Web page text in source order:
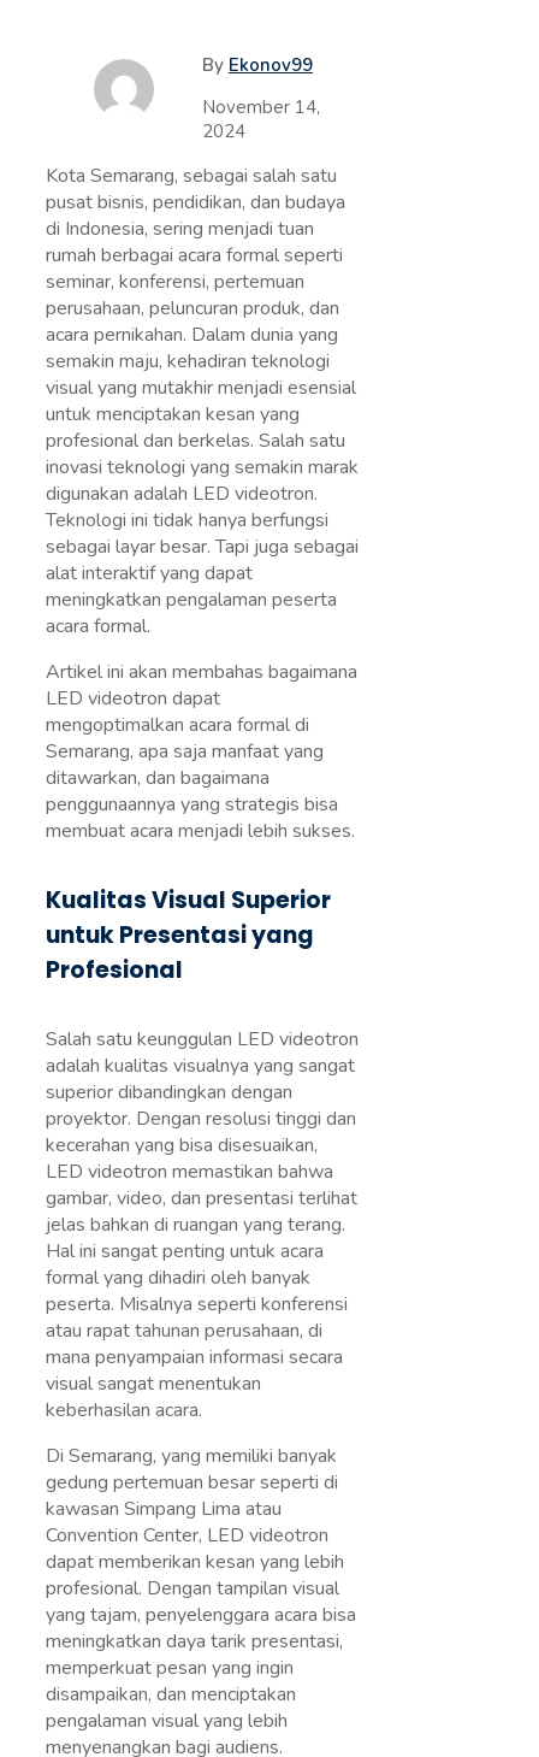
By Ekonov99
November 14,
2024
Kota Semarang, sebagai salah satu
pusat bisnis, pendidikan, dan budaya
di Indonesia, sering menjadi tuan
rumah berbagai acara formal seperti
seminar, konferensi, pertemuan
perusahaan, peluncuran produk, dan
acara pernikahan. Dalam dunia yang
semakin maju, kehadiran teknologi
visual yang mutakhir menjadi esensial
untuk menciptakan kesan yang
profesional dan berkelas. Salah satu
inovasi teknologi yang semakin marak
digunakan adalah LED videotron.
Teknologi ini tidak hanya berfungsi
sebagai layar besar. Tapi juga sebagai
alat interaktif yang dapat
meningkatkan pengalaman peserta
acara formal.
Artikel ini akan membahas bagaimana
LED videotron dapat
mengoptimalkan acara formal di
Semarang, apa saja manfaat yang
ditawarkan, dan bagaimana
penggunaannya yang strategis bisa
membuat acara menjadi lebih sukses.
Kualitas Visual Superior
untuk Presentasi yang
Profesional
Salah satu keunggulan LED videotron
adalah kualitas visualnya yang sangat
superior dibandingkan dengan
proyektor. Dengan resolusi tinggi dan
kecerahan yang bisa disesuaikan,
LED videotron memastikan bahwa
gambar, video, dan presentasi terlihat
jelas bahkan di ruangan yang terang.
Hal ini sangat penting untuk acara
formal yang dihadiri oleh banyak
peserta. Misalnya seperti konferensi
atau rapat tahunan perusahaan, di
mana penyampaian informasi secara
visual sangat menentukan
keberhasilan acara.
Di Semarang, yang memiliki banyak
gedung pertemuan besar seperti di
kawasan Simpang Lima atau
Convention Center, LED videotron
dapat memberikan kesan yang lebih
profesional. Dengan tampilan visual
yang tajam, penyelenggara acara bisa
meningkatkan daya tarik presentasi,
memperkuat pesan yang ingin
disampaikan, dan menciptakan
pengalaman visual yang lebih
menyenangkan bagi audiens.